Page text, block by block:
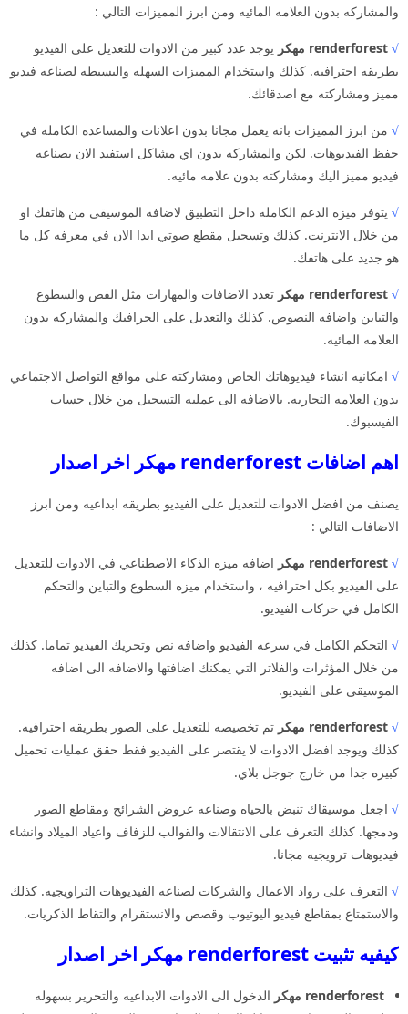
والمشاركه بدون العلامه المائيه ومن ابرز المميزات التالي :
√ renderforest مهكر
يوجد عدد كبير من الادوات للتعديل على الفيديو
بطريقه احترافيه. كذلك واستخدام المميزات السهله والبسيطه لصناعه فيديو
مميز ومشاركته مع اصدقائك.
√ من ابرز المميزات بانه يعمل مجانا بدون اعلانات والمساعده الكامله في
حفظ الفيديوهات. لكن والمشاركه بدون اي مشاكل استفيد الان بصناعه
فيديو مميز اليك ومشاركته بدون علامه مائيه.
√ يتوفر ميزه الدعم الكامله داخل التطبيق لاضافه الموسيقى من هاتفك او
من خلال الانترنت. كذلك وتسجيل مقطع صوتي ابدا الان في معرفه كل ما
هو جديد على هاتفك.
√ renderforest مهكر
تعدد الاضافات والمهارات مثل القص والسطوع
والتباين واضافه النصوص. كذلك والتعديل على الجرافيك والمشاركه بدون
العلامه المائيه.
√ امكانيه انشاء فيديوهاتك الخاص ومشاركته على مواقع التواصل الاجتماعي
بدون العلامه التجاريه. بالاضافه الى عمليه التسجيل من خلال حساب
الفيسبوك.
اهم اضافات renderforest مهكر اخر اصدار
يصنف من افضل الادوات للتعديل على الفيديو بطريقه ابداعيه ومن ابرز
الاضافات التالي :
√ renderforest مهكر
اضافه ميزه الذكاء الاصطناعي في الادوات للتعديل
على الفيديو بكل احترافيه ، واستخدام ميزه السطوع والتباين والتحكم
الكامل في حركات الفيديو.
√ التحكم الكامل في سرعه الفيديو واضافه نص وتحريك الفيديو تماما. كذلك
من خلال المؤثرات والفلاتر التي يمكنك اضافتها والاضافه الى اضافه
الموسيقى على الفيديو.
√ renderforest مهكر
تم تخصيصه للتعديل على الصور بطريقه احترافيه.
كذلك ويوجد افضل الادوات لا يقتصر على الفيديو فقط حقق عمليات تحميل
كبيره جدا من خارج جوجل بلاي.
√ اجعل موسيقاك تنبض بالحياه وصناعه عروض الشرائح ومقاطع الصور
ودمجها. كذلك التعرف على الانتقالات والقوالب للزفاف واعياد الميلاد وانشاء
فيديوهات ترويجيه مجانا.
√ التعرف على رواد الاعمال والشركات لصناعه الفيديوهات التراويجيه. كذلك
والاستمتاع بمقاطع فيديو اليوتيوب وقصص والانستقرام والتقاط الذكريات.
كيفيه تثبيت renderforest مهكر اخر اصدار
renderforest مهكر
الدخول الى الادوات الابداعيه والتحرير بسهوله